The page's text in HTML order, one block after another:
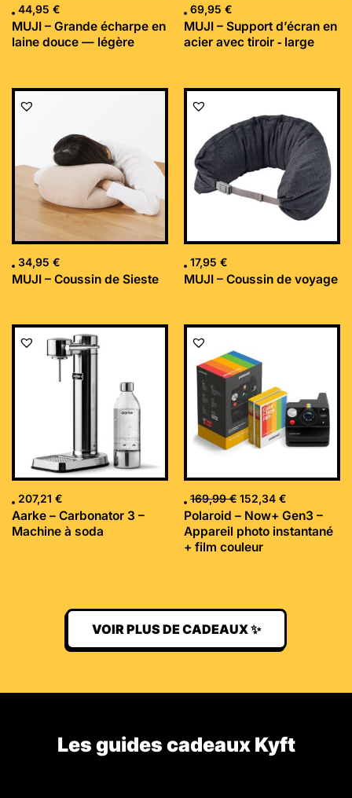
44,95 €
MUJI – Grande écharpe en
laine douce — légère
69,95 €
MUJI – Support d’écran en
acier avec tiroir ‐ large
34,95 €
MUJI – Coussin de Sieste
17,95 €
MUJI – Coussin de voyage
207,21 €
Aarke – Carbonator 3 –
Machine à soda
169,99€
Le
initial
était :
169,99 €.
152,34 €
Le
Polaroid – Now+ Gen3 –
Appareil photo instantané
+ film couleur
VOIR PLUS DE CADEAUX ✨
Les guides cadeaux Kyft​